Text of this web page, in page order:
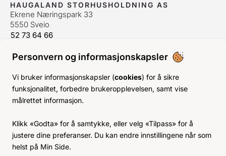
Personvern og informasjonskapsler
Vi bruker informasjonskapsler (cookies) for å sikre
funksjonalitet, forbedre brukeropplevelsen, samt vise
målrettet informasjon.
Klikk «Godta» for å samtykke, eller velg «Tilpass» for å
justere dine preferanser. Du kan endre innstillingene når som
helst på Min Side.
HAUGALAND STORHUSHOLDNING AS
Ekrene Næringspark 33
5550 Sveio
52 73 64 66
ÅPNINGSTIDER
Man-Fre:07–15
Lør-Søn: Stengt
Helligdager: Stengt
KJØPSVILKÅR
BLI KUNDE